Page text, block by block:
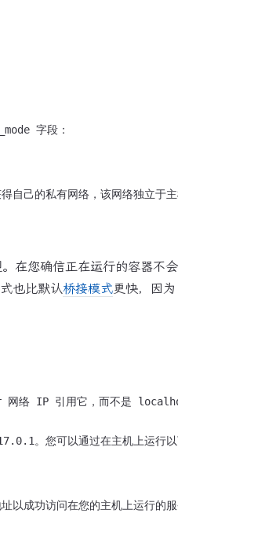
己的私有网络，该网络独立于主机的堆栈。来自主机
您确信正在运行的容器不会
也比默认桥接模式更快，因为
网络 IP 引用它，而不是 localhost 或 127.0.0.1